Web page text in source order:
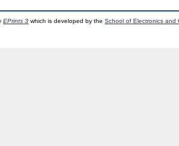
EPrints 3 which is developed by theSchool of Electronics and